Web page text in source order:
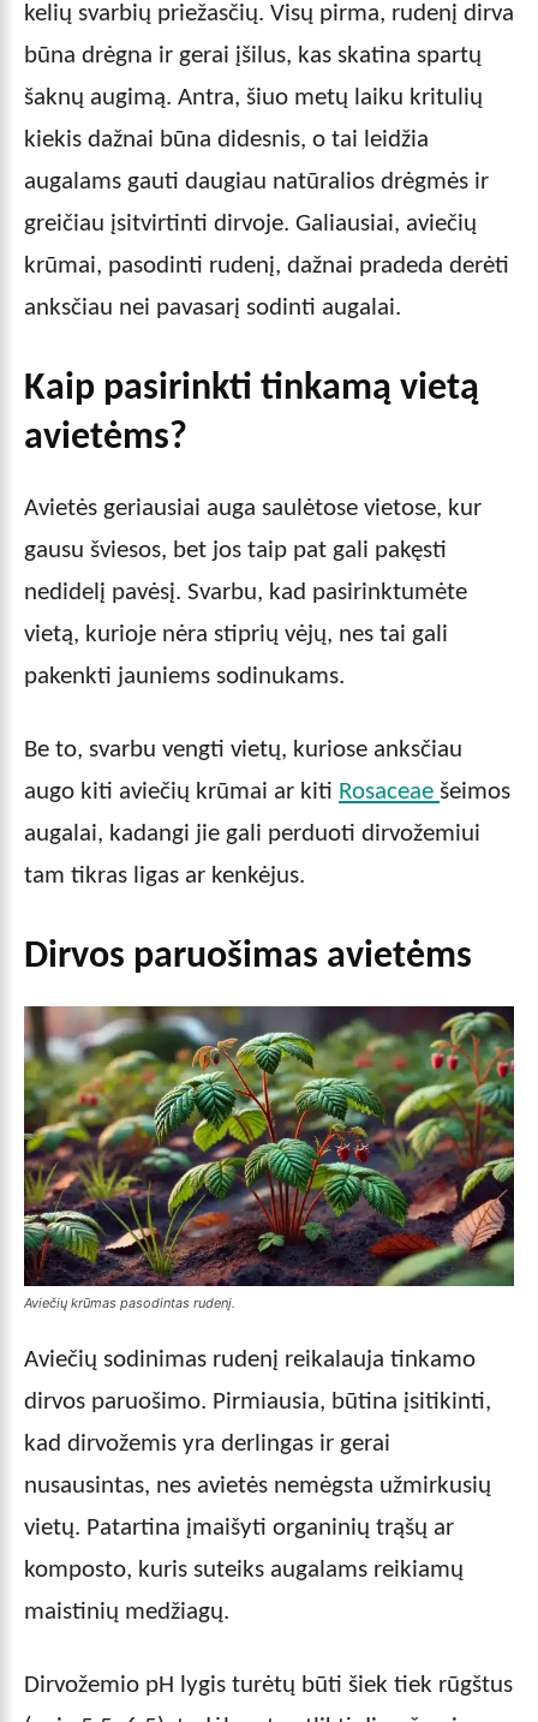
kelių svarbių priežasčių. Visų pirma, rudenį dirva
būna drėgna ir gerai įšilus, kas skatina spartų
šaknų augimą. Antra, šiuo metų laiku kritulių
kiekis dažnai būna didesnis, o tai leidžia
augalams gauti daugiau natūralios drėgmės ir
greičiau įsitvirtinti dirvoje. Galiausiai, aviečių
krūmai, pasodinti rudenį, dažnai pradeda derėti
anksčiau nei pavasarį sodinti augalai.
Kaip pasirinkti tinkamą vietą
avietėms?
Avietės geriausiai auga saulėtose vietose, kur
gausu šviesos, bet jos taip pat gali pakęsti
nedidelį pavėsį. Svarbu, kad pasirinktumėte
vietą, kurioje nėra stiprių vėjų, nes tai gali
pakenkti jauniems sodinukams.
Be to, svarbu vengti vietų, kuriose anksčiau
augo kiti aviečių krūmai ar kiti Rosaceae šeimos
augalai, kadangi jie gali perduoti dirvožemiui
tam tikras ligas ar kenkėjus.
Dirvos paruošimas avietėms
Aviečių krūmas pasodintas rudenį.
Aviečių sodinimas rudenį reikalauja tinkamo
dirvos paruošimo. Pirmiausia, būtina įsitikinti,
kad dirvožemis yra derlingas ir gerai
nusausintas, nes avietės nemėgsta užmirkusių
vietų. Patartina įmaišyti organinių trąšų ar
komposto, kuris suteiks augalams reikiamų
maistinių medžiagų.
Dirvožemio pH lygis turėtų būti šiek tiek rūgštus